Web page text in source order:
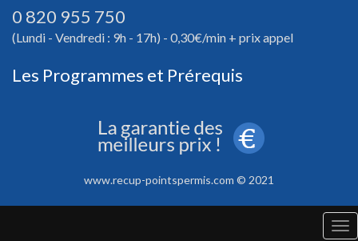
0 820 955 750
(Lundi - Vendredi : 9h - 17h) - 0,30€/min + prix appel
Les Programmes et Prérequis
www.recup-pointspermis.com © 2021